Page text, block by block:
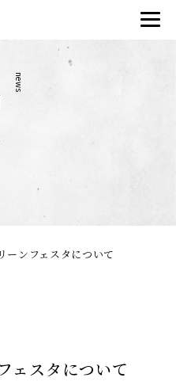
news
ーンフェスタについて
ェスタについて